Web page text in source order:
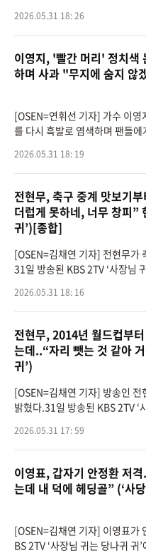
나란히 서
2026.05.31 18: 26
이영지, '빨간 머리' 정치색
하며 사과 "무지에 숨지 않
[OSEN=연휘선 기자] 가수 이영
를 다시 흑발로 염색하며 팬들
과를 표명했다.그
2026.05.31 18: 19
전현무, 축구 중계 맛보기
더럽게 못하네, 너무 창피”
귀’)[종합]
[OSEN=김채연 기자] 전현무가
31일 방송된 KBS 2TV ‘사장님
컵 시청률에도
2026.05.31 18: 16
전현무, 2014년 월드컵부
는데..“자리 뺏는 것 같아
귀’)
[OSEN=김채연 기자] 방송인 전
밝혔다.31일 방송된 KBS 2TV ‘
년 브라질 월드
2026.05.31 17: 59
이영표, 갑자기 안정환 저
는데 내 덕에 헤딩골” (‘사
[OSEN=김채연 기자] 이영표가
BS 2TV ‘사장님 귀는 당나귀